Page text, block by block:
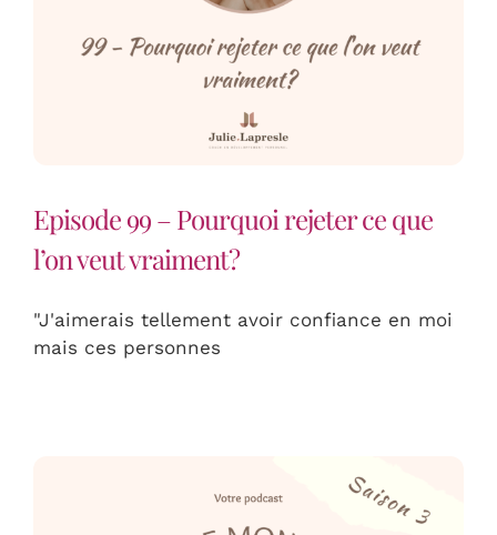
Episode 99 – Pourquoi rejeter ce que
l’on veut vraiment?
"J'aimerais tellement avoir confiance en moi
mais ces personnes